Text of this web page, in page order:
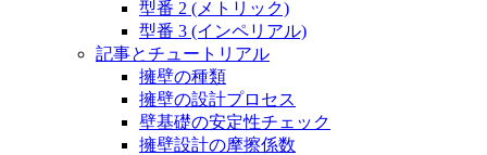
型番 2 (メトリック)
型番 3 (インペリアル)
記事とチュートリアル
擁壁の種類
擁壁の設計プロセス
壁基礎の安定性チェック
擁壁設計の摩擦係数